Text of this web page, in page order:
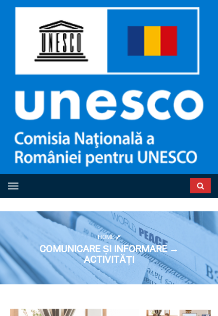
Toggle navigation
HOME
COMUNICARE ȘI INFORMARE →
ACTIVITĂȚI